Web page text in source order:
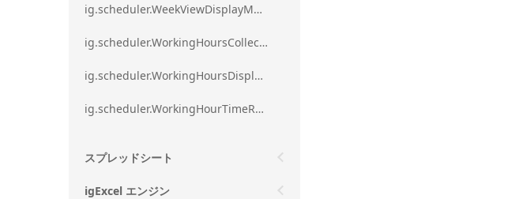
ig.scheduler.WeekViewDisplayMode
ig.scheduler.WorkingHoursCollection
ig.scheduler.WorkingHoursDisplayMode
ig.scheduler.WorkingHourTimeRange
スプレッドシート
igExcel エンジン